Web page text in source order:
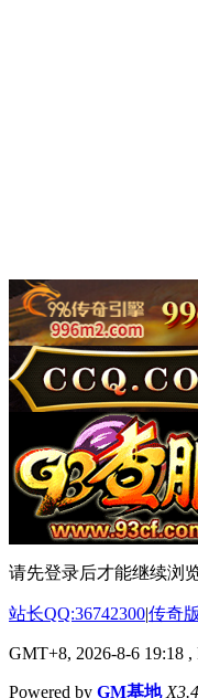
请先登录后才能继续浏
站长QQ:36742300|传奇
GMT+8, 2026-8-6 19:18 ,
Powered by GM基地 X3.4